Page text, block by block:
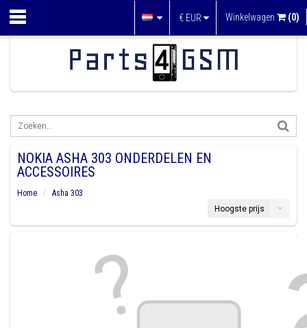
€ EUR Winkelwagen (0)
NOKIA ASHA 303 ONDERDELEN EN
ACCESSOIRES
Home
Asha 303
Hoogste prijs